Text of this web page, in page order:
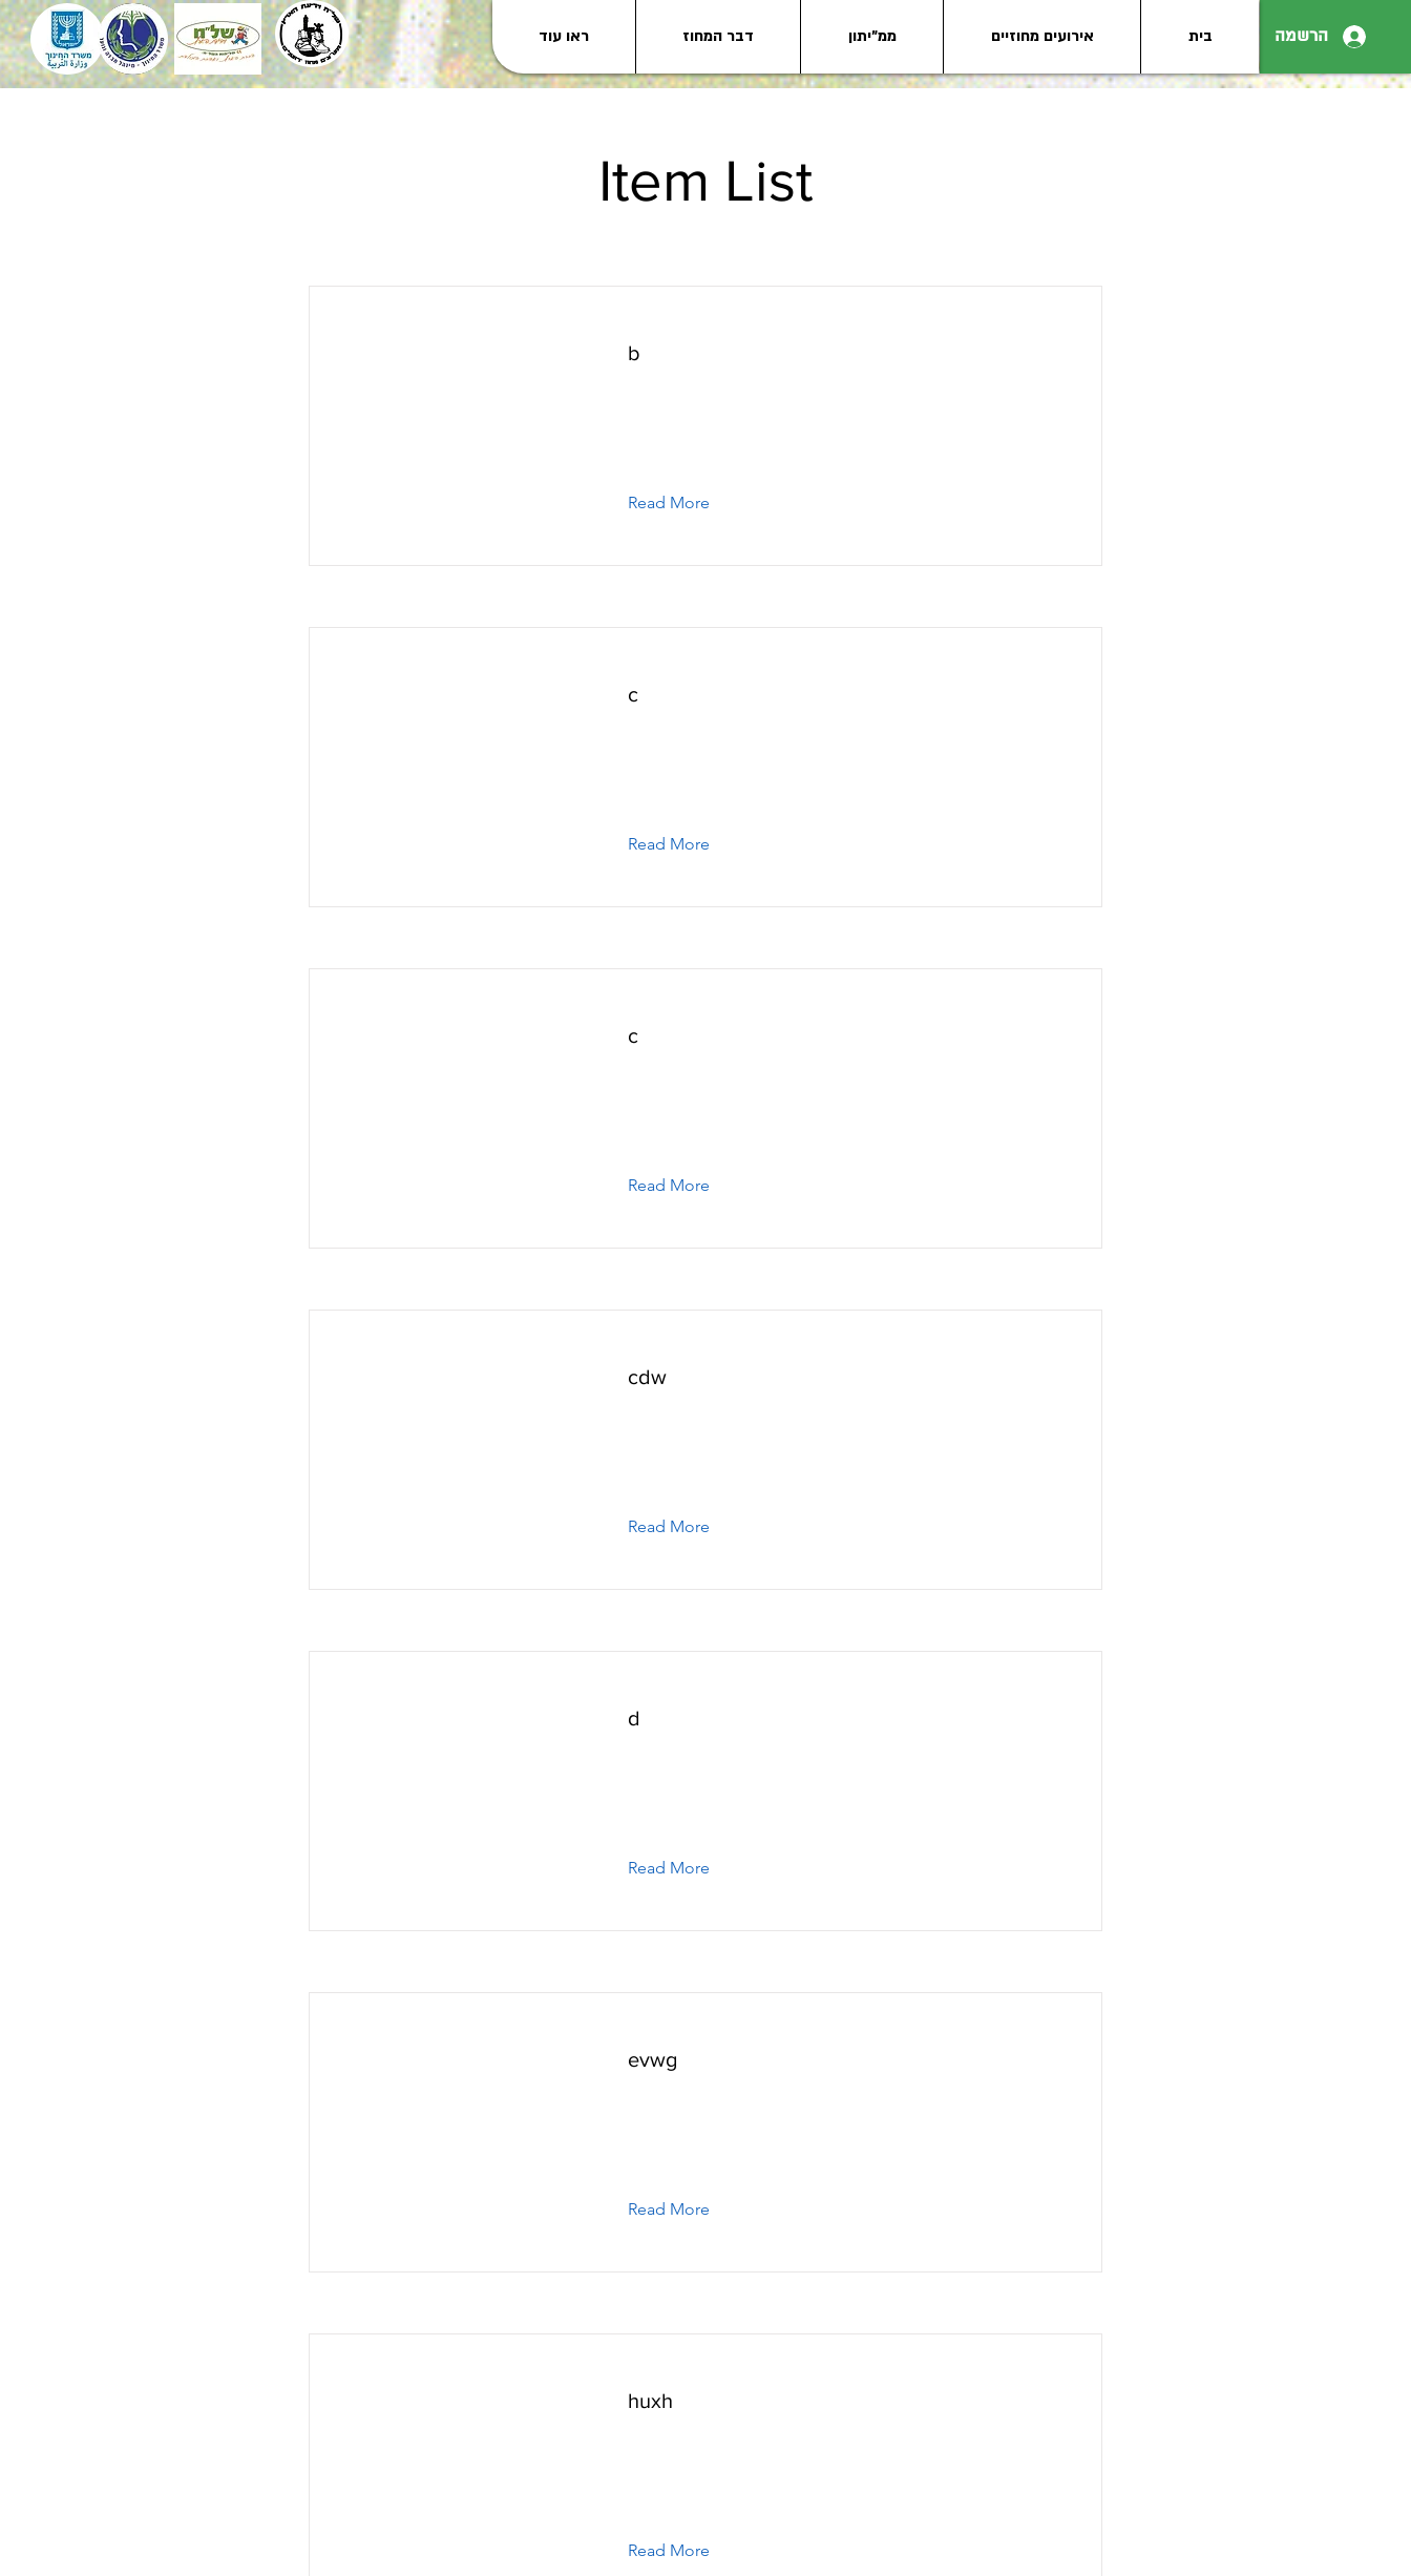
הרשמה בית אירועים מחוזיים ממ"יתון דבר המחוז ראו עוד
Item List
b
Read More
c
Read More
c
Read More
cdw
Read More
d
Read More
evwg
Read More
huxh
Read More